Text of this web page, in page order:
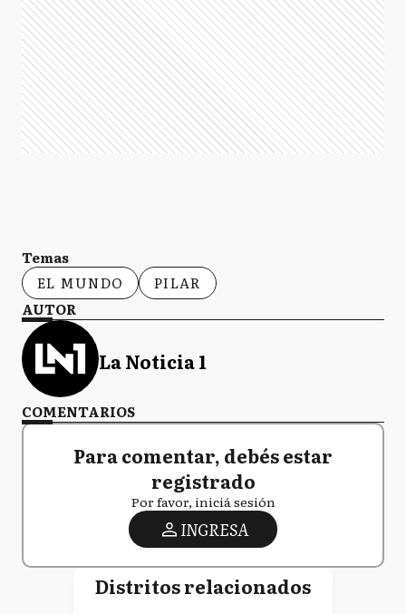
Temas
EL MUNDO
PILAR
AUTOR
La Noticia 1
COMENTARIOS
Para comentar, debés estar
registrado
Por favor, iniciá sesión
INGRESA
Distritos relacionados